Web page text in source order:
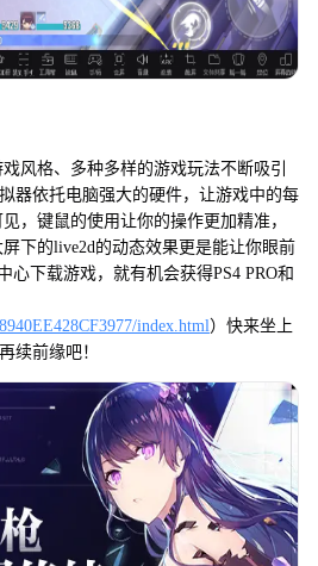
风格、多种多样的游戏玩法不断吸引
器依托电脑强大的硬件，让游戏中的每
，键鼠的使用让你的操作更加精准，
下的live2d的动态效果更是能让你眼前
心下载游戏，就有机会获得PS4 PRO和
index.html ）快来坐上
续前缘吧！